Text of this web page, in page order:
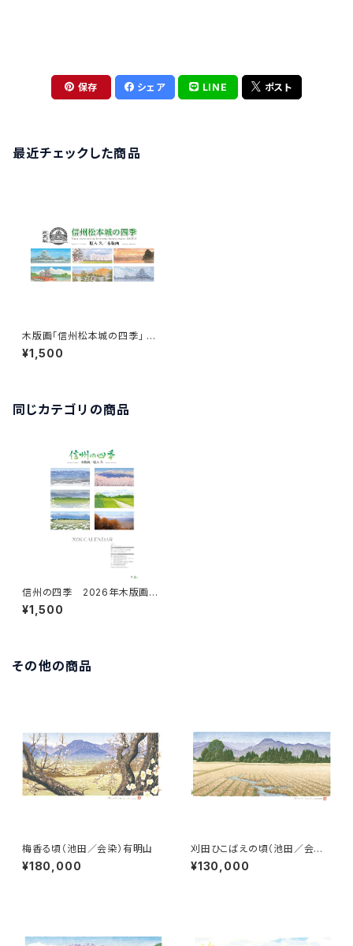
保存 シェア LINE ポスト
最近チェックした商品
木版画「信州松本城の四季」 表
紙＋6枚綴り
¥1,500
同じカテゴリの商品
信州の四季 2026年木版画カ
レンダー
¥1,500
その他の商品
梅香る頃（池田／会染）有明山
¥180,000
刈田ひこばえの頃（池田／会染）
有明山
¥130,000